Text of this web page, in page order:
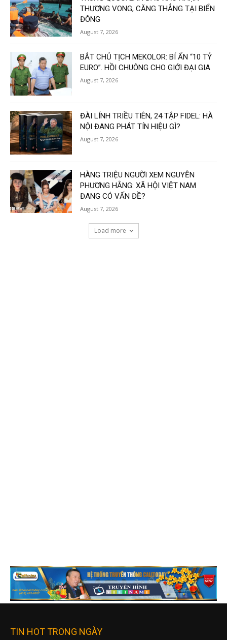
THƯƠNG VONG, CĂNG THẲNG TẠI BIỂN
ĐÔNG
August 7, 2026
BẮT CHỦ TỊCH MEKOLOR: BÍ ẨN “10 TỶ
EURO”. HỒI CHUÔNG CHO GIỚI ĐẠI GIA
August 7, 2026
ĐÀI LÍNH TRIỀU TIÊN, 24 TẬP FIDEL: HÀ
NỘI ĐANG PHÁT TÍN HIỆU GÌ?
August 7, 2026
HÀNG TRIỆU NGƯỜI XEM NGUYỄN
PHƯƠNG HẰNG: XÃ HỘI VIỆT NAM
ĐANG CÓ VẤN ĐỀ?
August 7, 2026
Load more
TIN HOT TRONG NGÀY